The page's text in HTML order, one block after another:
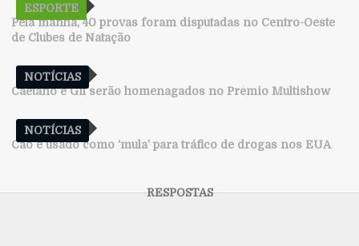
ESPORTE
Pela manhã, 40 provas foram disputadas no Centro-Oeste
de Clubes de Natação
NOTÍCIAS
Caetano e Gil serão homenagados no Prêmio Multishow
NOTÍCIAS
Cão é usado como ‘mula’ para tráfico de drogas nos EUA